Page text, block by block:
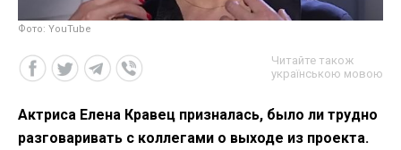
Фото: YouTube
Читайте також
українською мовою
Актриса Елена Кравец призналась, было ли трудно
разговаривать с коллегами о выходе из проекта.